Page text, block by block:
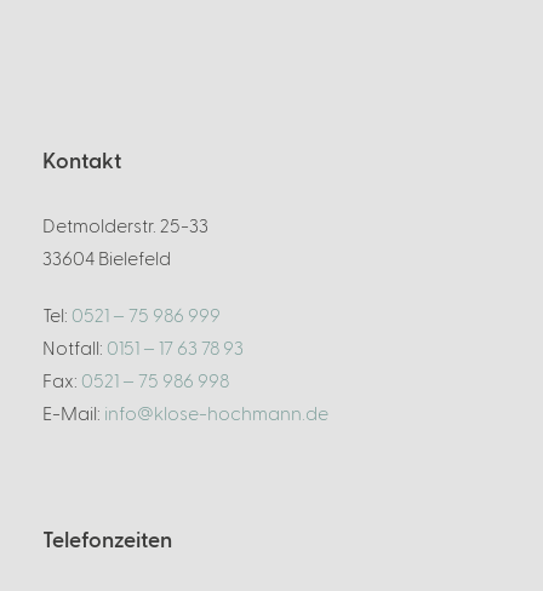
Kontakt
Detmolderstr. 25-33
33604 Bielefeld
Tel: 0521 – 75 986 999
Notfall: 0151 – 17 63 78 93
Fax: 0521 – 75 986 998
E-Mail: info@klose-hochmann.de
Telefonzeiten